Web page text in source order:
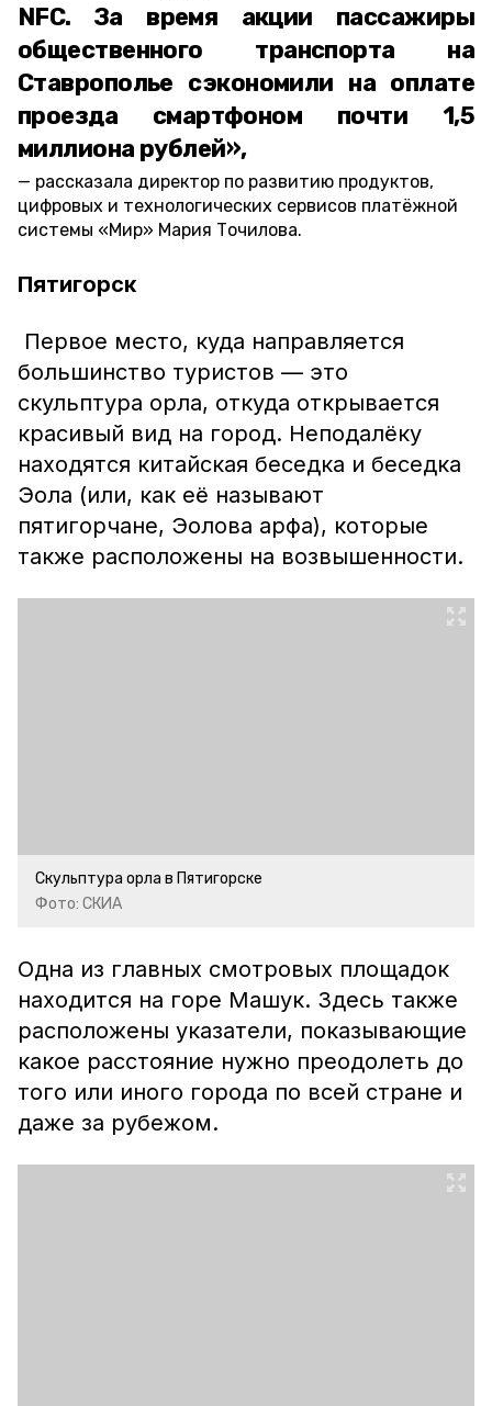
NFC. За время акции пассажиры
общественного транспорта на
Ставрополье сэкономили на оплате
проезда смартфоном почти 1,5
миллиона рублей»,
рассказала директор по развитию продуктов,
цифровых и технологических сервисов платёжной
системы «Мир» Мария Точилова.
Пятигорск
Первое место, куда направляется
большинство туристов — это
скульптура орла, откуда открывается
красивый вид на город. Неподалёку
находятся китайская беседка и беседка
Эола (или, как её называют
пятигорчане, Эолова арфа), которые
также расположены на возвышенности.
Скульптура орла в Пятигорске
Фото: СКИА
Одна из главных смотровых площадок
находится на горе Машук. Здесь также
расположены указатели, показывающие
какое расстояние нужно преодолеть до
того или иного города по всей стране и
даже за рубежом.